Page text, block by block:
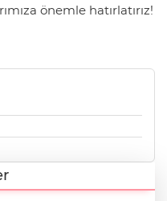
önemle hatırlatırız!